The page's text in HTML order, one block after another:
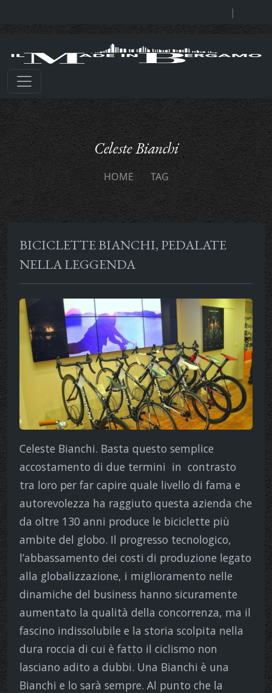
|
Celeste Bianchi
HOME TAG
BICICLETTE BIANCHI, PEDALATE
NELLA LEGGENDA
Celeste Bianchi. Basta questo semplice
accostamento di due termini in contrasto
tra loro per far capire quale livello di fama e
autorevolezza ha raggiuto questa azienda che
da oltre 130 anni produce le biciclette più
ambite del globo. Il progresso tecnologico,
l’abbassamento dei costi di produzione legato
alla globalizzazione, i miglioramento nelle
dinamiche del business hanno sicuramente
aumentato la qualità della concorrenza, ma il
fascino indissolubile e la storia scolpita nella
dura roccia di cui è fatto il ciclismo non
lasciano adito a dubbi. Una Bianchi è una
Bianchi e lo sarà sempre. Al punto che la